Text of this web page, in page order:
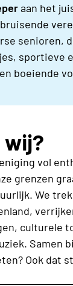
aan het
bruisende
senioren,
sportieve
boeiende
wij?
vol
grenzen
We
culturele
Samen
Ook dat